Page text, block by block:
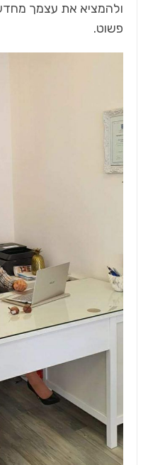
ולהמציא את עצמך
פשוט.